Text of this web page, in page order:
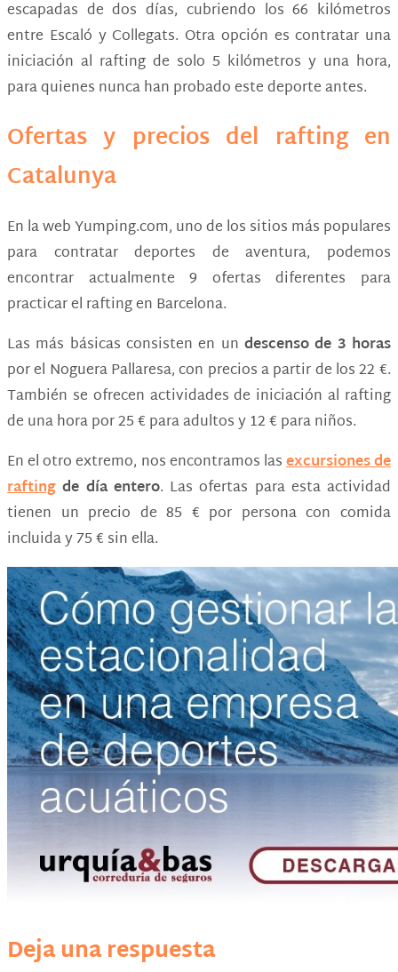
escapadas de dos días, cubriendo los 66 kilómetros
entre Escaló y Collegats. Otra opción es contratar una
iniciación al rafting de solo 5 kilómetros y una hora,
para quienes nunca han probado este deporte antes.
Ofertas y precios del rafting en
Catalunya
En la web Yumping.com, uno de los sitios más populares
para contratar deportes de aventura, podemos
encontrar actualmente 9 ofertas diferentes para
practicar el rafting en Barcelona.
Las más básicas consisten en un descenso de 3 horas
por el Noguera Pallaresa, con precios a partir de los 22 €.
También se ofrecen actividades de iniciación al rafting
de una hora por 25 € para adultos y 12 € para niños.
En el otro extremo, nos encontramos lasexcursiones de
rafting de día entero. Las ofertas para esta actividad
tienen un precio de 85 € por persona con comida
incluida y 75 € sin ella.
Deja una respuesta